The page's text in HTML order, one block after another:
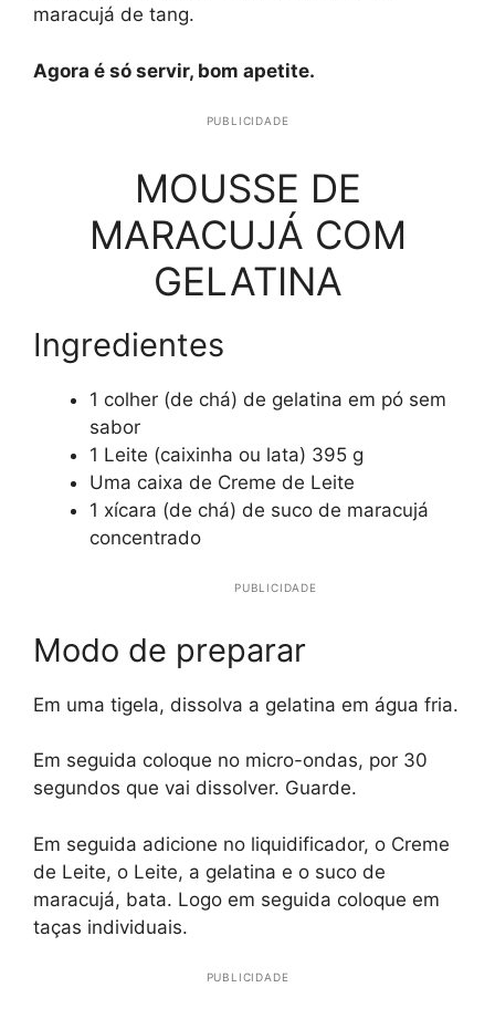
maracujá de tang.
Agora é só servir, bom apetite.
PUBLICIDADE
MOUSSE DE
MARACUJÁ COM
GELATINA
Ingredientes
1 colher (de chá) de gelatina em pó sem
sabor
1 Leite (caixinha ou lata) 395 g
Uma caixa de Creme de Leite
1 xícara (de chá) de suco de maracujá
concentrado
PUBLICIDADE
Modo de preparar
Em uma tigela, dissolva a gelatina em água fria.
Em seguida coloque no micro-ondas, por 30
segundos que vai dissolver. Guarde.
Em seguida adicione no liquidificador, o Creme
de Leite, o Leite, a gelatina e o suco de
maracujá, bata. Logo em seguida coloque em
taças individuais.
PUBLICIDADE